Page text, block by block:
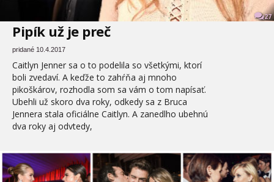
27
Pipík už je preč
pridané 10.4.2017
Caitlyn Jenner sa o to podelila so všetkými, ktorí
boli zvedaví. A keďže to zahŕňa aj mnoho
pikoškárov, rozhodla som sa vám o tom napísať.
Ubehli už skoro dva roky, odkedy sa z Bruca
Jennera stala oficiálne Caitlyn. A zanedlho ubehnú
dva roky aj odvtedy,